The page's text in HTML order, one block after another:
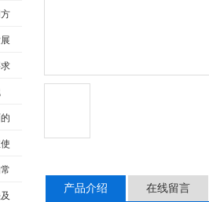
产品介绍 在线留言